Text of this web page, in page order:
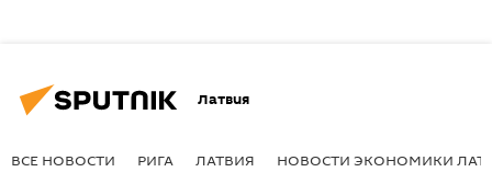
Латвия
ВСЕ НОВОСТИ РИГА ЛАТВИЯ НОВОСТИ ЭКОНОМИКИ